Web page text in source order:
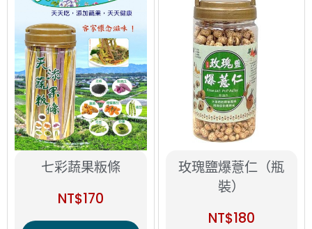
七彩蔬果粄條
NT$170
玫瑰鹽爆薏仁（瓶
裝）
NT$180